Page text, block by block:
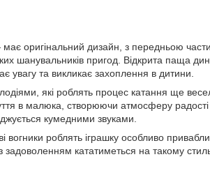
оригінальний дизайн, з передньою
шанувальників пригод. Відкрита паща
увагу та викликає захоплення в дитини.
які роблять процес катання ще
в малюка, створюючи атмосферу радості
кумедними звуками.
вогники роблять іграшку особливо
кататиметься на такому